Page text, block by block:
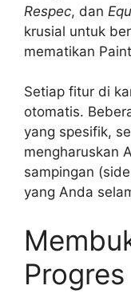
Respec, dan
krusial untuk
mematikan
Setiap fitur di
otomatis.
yang spesifik,
mengharuskan
sampingan
yang Anda